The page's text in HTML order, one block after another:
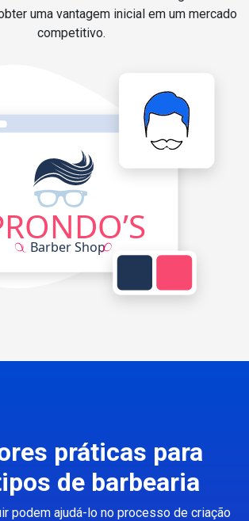
uma vantagem inicial em um mercado
competitivo.
práticas para
de barbearia
podem ajudá-lo no processo de criação